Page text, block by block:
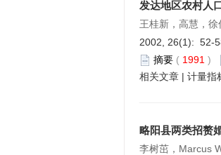
发达地区农村人
王桂新，高慧，
2002, 26(1): 52-
摘要 ( 1991 )
相关文章 | 计量指
略阳县两类招赘
李树茁，Marcus